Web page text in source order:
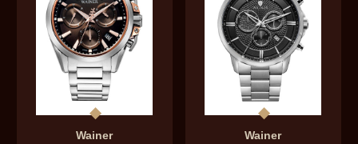
Wainer Wainer